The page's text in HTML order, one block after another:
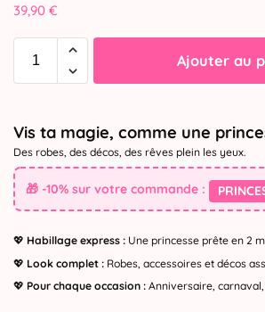
39,90 €
Ajouter au
Vis ta magie, comme une
Des robes, des décos, des rêves plein les yeux.
🎁 -10% sur votre commande :
💖 Habillage express : Une princesse prête en 2
💖 Look complet : Robes, accessoires et décos
💖 Pour chaque occasion : Anniversaire,